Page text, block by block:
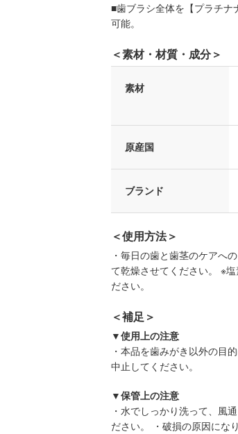
■歯ブラシ全体を【プラチ
可能。
＜素材・材質・成分＞
素材
原産国
ブランド
＜使用方法＞
・毎日の歯と歯茎のケアへ
て乾燥させてください。 ※
ださい。
＜補足＞
▼使用上の注意
・本品を歯みがき以外の目
中止してください。
▼保管上の注意
・水でしっかり洗って、風
ださい。 ・破損の原因にな